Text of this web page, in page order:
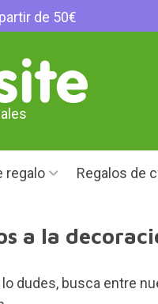
de 50€
regalo Regalos de
a la
dudes, busca entre